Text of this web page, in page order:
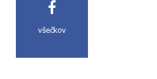
všečkov